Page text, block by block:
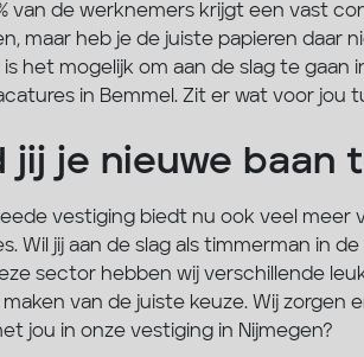
van de werknemers krijgt een vast
maar heb je de juiste papieren daar
is het mogelijk om aan de slag te
in Bemmel. Zit er wat voor jou
jij je nieuwe baan
vestiging biedt nu ook veel meer
Wil jij aan de slag als timmerman in
sector hebben wij verschillende
maken van de juiste keuze. Wij zorgen
jou in onze vestiging in Nijmegen?